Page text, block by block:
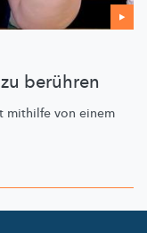
berühren
mithilfe von einem